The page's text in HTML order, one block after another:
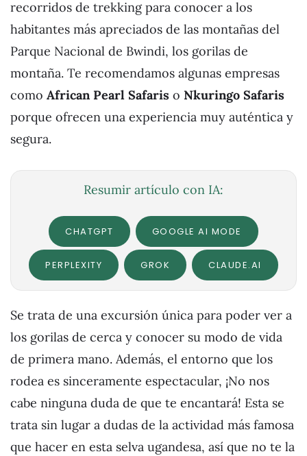
recorridos de trekking para conocer a los
habitantes más apreciados de las montañas del
Parque Nacional de Bwindi, los gorilas de
montaña. Te recomendamos algunas empresas
como African Pearl Safaris o Nkuringo Safaris
porque ofrecen una experiencia muy auténtica y
segura.
Resumir artículo con IA:
CHATGPT GOOGLE AI MODE
PERPLEXITY GROK CLAUDE.AI
Se trata de una excursión única para poder ver a
los gorilas de cerca y conocer su modo de vida
de primera mano. Además, el entorno que los
rodea es sinceramente espectacular, ¡No nos
cabe ninguna duda de que te encantará! Esta se
trata sin lugar a dudas de la actividad más famosa
que hacer en esta selva ugandesa, así que no te la